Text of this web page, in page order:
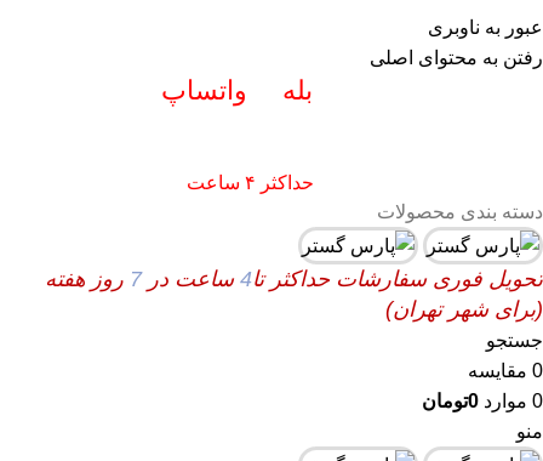
عبور به ناوبری
رفتن به محتوای اصلی
info@pars-gostar.ir
مشتریان گرامی پاسخگوی سوالات شما در
بله واتساپ
حداکثر ۴ ساعت
دسته بندی محصولات
تحویل فوری سفارشات حداکثر تا4 ساعت در7 روز هفته
(برای شهر تهران)
جستجو
0 مقایسه
0 موارد 0تومان
منو